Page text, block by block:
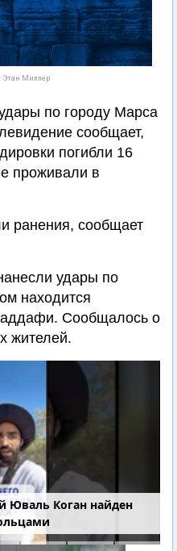
Этан Миллер
по городу Марса
сообщает,
погибли 16
проживали в
ранения, сообщает
удары по
находится
Сообщалось о
жителей.
Юваль Коган найден